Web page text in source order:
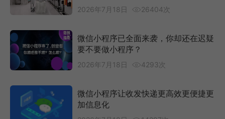
2026年7月18日 26404次
微信小程序已全面来袭，你却还在迟疑
要不要做小程序？
2026年7月18日 4293次
微信小程序让收发快递更高效更便捷更
加信息化